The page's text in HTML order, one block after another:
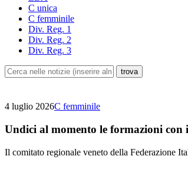
C unica
C femminile
Div. Reg. 1
Div. Reg. 2
Div. Reg. 3
4 luglio 2026C femminile
Undici al momento le formazioni
Il comitato regionale veneto della Federazione